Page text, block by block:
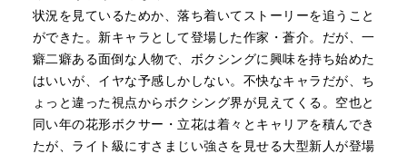
状況を見ているためか、落ち着いてストーリーを追うこと
ができた。新キャラとして登場した作家・蒼介。だが、一
癖二癖ある面倒な人物で、ボクシングに興味を持ち始めた
はいいが、イヤな予感しかしない。不快なキャラだが、ち
ょっと違った視点からボクシング界が見えてくる。空也と
同い年の花形ボクサー・立花は着々とキャリアを積んでき
たが、ライト級にすさまじい強さを見せる大型新人が登場